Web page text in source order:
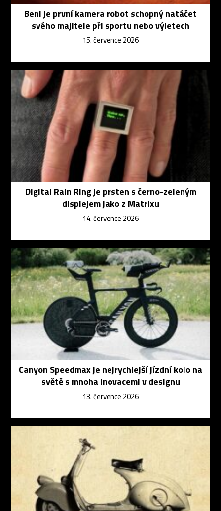
Beni je první kamera robot schopný natáčet
svého majitele při sportu nebo výletech
15. července 2026
Digital Rain Ring je prsten s černo-zeleným
displejem jako z Matrixu
14. července 2026
Canyon Speedmax je nejrychlejší jízdní kolo na
světě s mnoha inovacemi v designu
13. července 2026